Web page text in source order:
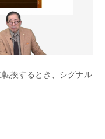
換するとき、シグナル